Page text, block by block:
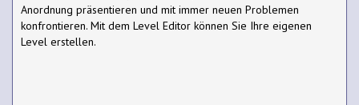
Anordnung präsentieren und mit immer neuen Problemen
konfrontieren. Mit dem Level Editor können Sie Ihre eigenen
Level erstellen.